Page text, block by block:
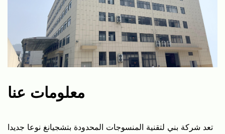
معلومات عنا
تعد شركة بني لتقنية المنسوجات المحدودة بتشجيانغ نوعا جديدا